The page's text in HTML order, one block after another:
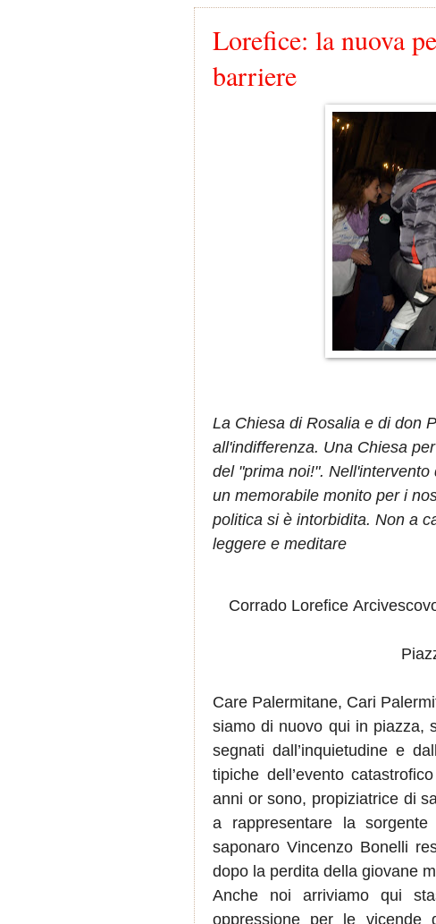
Lorefice: la nuova
barriere
La Chiesa di Rosalia e di don
all'indifferenza. Una Chiesa
del "prima noi!".
un memorabile monito per i
politica si è intorbidita. Non a
leggere e meditare
Corrado Lorefice
Care Palermitane, Cari
siamo di nuovo qui in piazza,
segnati dall’inquietudine e
tipiche dell’evento
anni or sono, propiziatrice di
a rappresentare la
saponaro Vincenzo Bonelli
dopo la perdita della giovane
Anche noi arriviamo qui
oppressione per le vicende